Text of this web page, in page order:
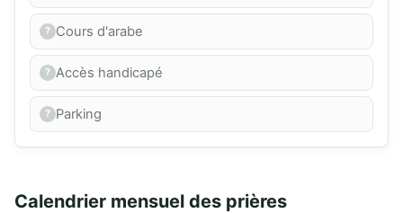
Cours d'arabe
Accès handicapé
Parking
Calendrier mensuel des prières